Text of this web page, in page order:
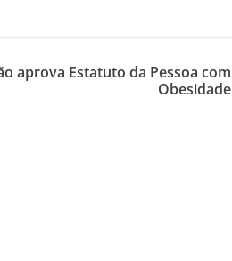
aprova Estatuto da Pessoa com
Obesidade